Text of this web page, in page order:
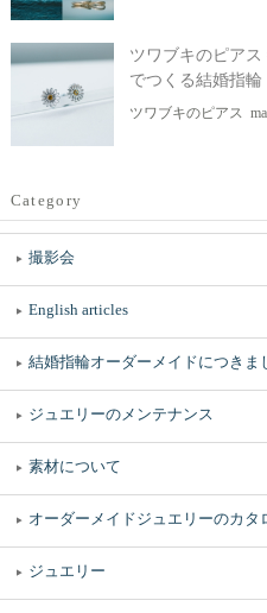
ツワブキのピアス
でつくる結婚指輪
ツワブキのピアス
Category
撮影会
English articles
結婚指輪オーダーメイドにつきま
ジュエリーのメンテナンス
素材について
オーダーメイドジュエリーのカタ
ジュエリー